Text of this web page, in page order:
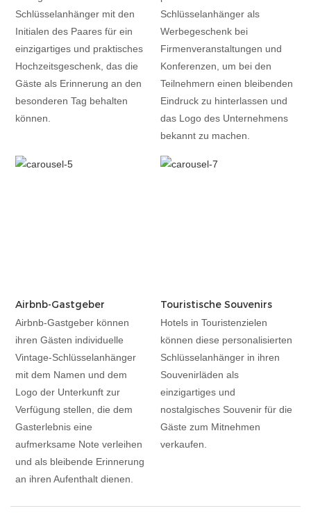
Schlüsselanhänger mit den
Initialen des Paares für ein
einzigartiges und praktisches
Hochzeitsgeschenk, das die
Gäste als Erinnerung an den
besonderen Tag behalten
können.
Schlüsselanhänger als
Werbegeschenk bei
Firmenveranstaltungen und
Konferenzen, um bei den
Teilnehmern einen bleibenden
Eindruck zu hinterlassen und
das Logo des Unternehmens
bekannt zu machen.
Airbnb-Gastgeber
Airbnb-Gastgeber können
ihren Gästen individuelle
Vintage-Schlüsselanhänger
mit dem Namen und dem
Logo der Unterkunft zur
Verfügung stellen, die dem
Gasterlebnis eine
aufmerksame Note verleihen
und als bleibende Erinnerung
an ihren Aufenthalt dienen.
Touristische Souvenirs
Hotels in Touristenzielen
können diese personalisierten
Schlüsselanhänger in ihren
Souvenirläden als
einzigartiges und
nostalgisches Souvenir für die
Gäste zum Mitnehmen
verkaufen.